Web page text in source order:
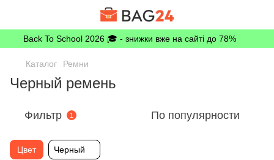
Back To School 2026 🎓 - знижки вже на сайті до 78%
Каталог Ремни
Черный ремень
Фильтр 1 По популярности
Цвет Черный